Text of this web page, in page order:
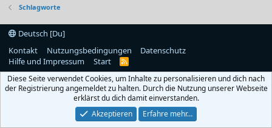
Schlagworte
Deutsch [Du]
Kontakt
Nutzungsbedingungen
Datenschutz
Hilfe und Impressum
Start
R
S
Diese Seite verwendet Cookies, um Inhalte zu personalisieren und dich nach
der Registrierung angemeldet zu halten. Durch die Nutzung unserer Webseite
erklärst du dich damit einverstanden.
Akzeptieren
Erfahre mehr…